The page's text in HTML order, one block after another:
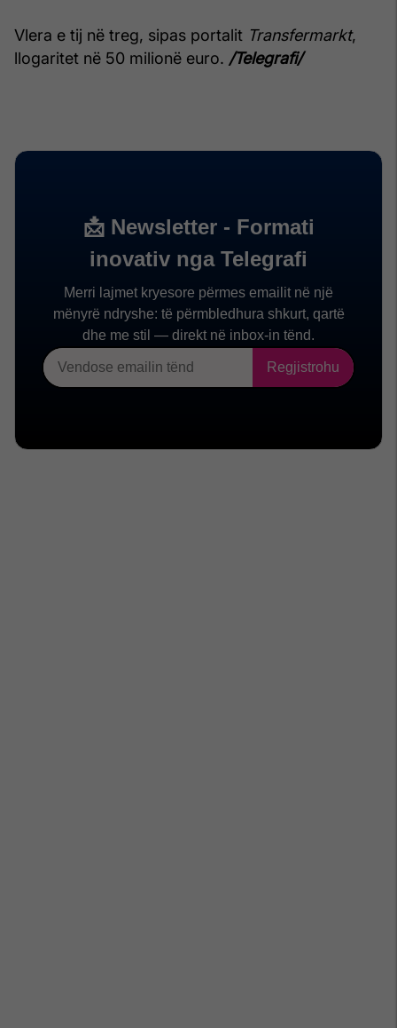
Vlera e tij në treg, sipas portalit Transfermarkt,
llogaritet në 50 milionë euro. /Telegrafi/